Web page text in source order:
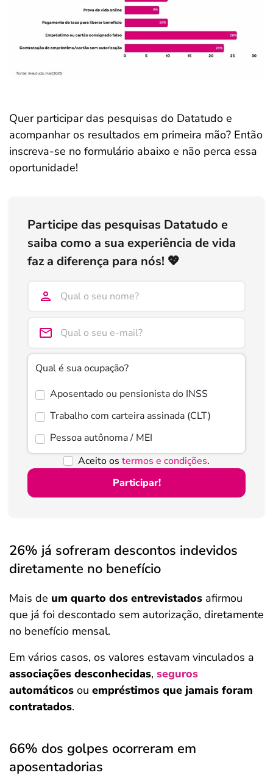
Quer participar das pesquisas do Datatudo e
acompanhar os resultados em primeira mão? Então
inscreva-se no formulário abaixo e não perca essa
oportunidade!
Participe das pesquisas Datatudo e
saiba como a sua experiência de vida
faz a diferença para nós! 💖
Qual é sua ocupação?
Aposentado ou pensionista do INSS
Trabalho com carteira assinada (CLT)
Pessoa autônoma / MEI
Aceito os termos e condições.
Participar!
26% já sofreram descontos indevidos
diretamente no benefício
Mais de um quarto dos entrevistados afirmou
que já foi descontado sem autorização, diretamente
no benefício mensal.
Em vários casos, os valores estavam vinculados a
associações desconhecidas, seguros
automáticos ou empréstimos que jamais foram
contratados.
66% dos golpes ocorreram em
aposentadorias